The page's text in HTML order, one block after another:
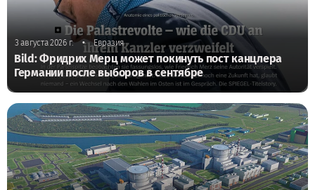
3 августа 2026 г. • Евразия
Bild: Фридрих Мерц может покинуть пост канцлера
Германии после выборов в сентябре